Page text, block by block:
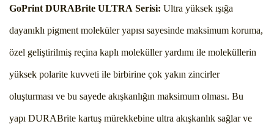
GoPrint DURABrite ULTRA Serisi: Ultra yüksek ışığa
dayanıklı pigment moleküler yapısı sayesinde maksimum koruma,
özel geliştirilmiş reçina kaplı moleküller yardımı ile moleküllerin
yüksek polarite kuvveti ile birbirine çok yakın zincirler
oluşturması ve bu sayede akışkanlığın maksimum olması. Bu
yapı DURABrite kartuş mürekkebine ultra akışkanlık sağlar ve